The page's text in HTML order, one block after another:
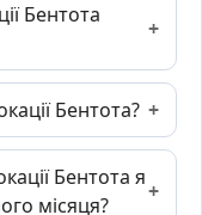
Бентота
Бентота?
Бентота я
місяця?